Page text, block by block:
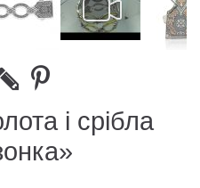
і срібла